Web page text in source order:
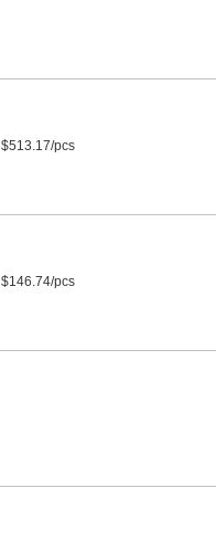
$513.17/pcs
$146.74/pcs